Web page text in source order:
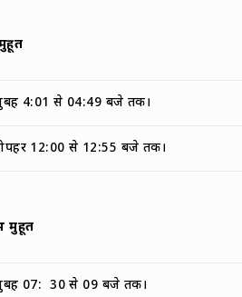
4:01 से 04:49 बजे तक।
12:00 से 12:55 बजे तक।
07: 30 से 09 बजे तक।